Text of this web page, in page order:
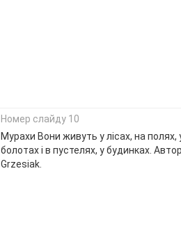
Номер слайду 10
Мурахи Вони живуть у лісах, на полях,
болотах і в пустелях, у будинках.
Grzesiak.